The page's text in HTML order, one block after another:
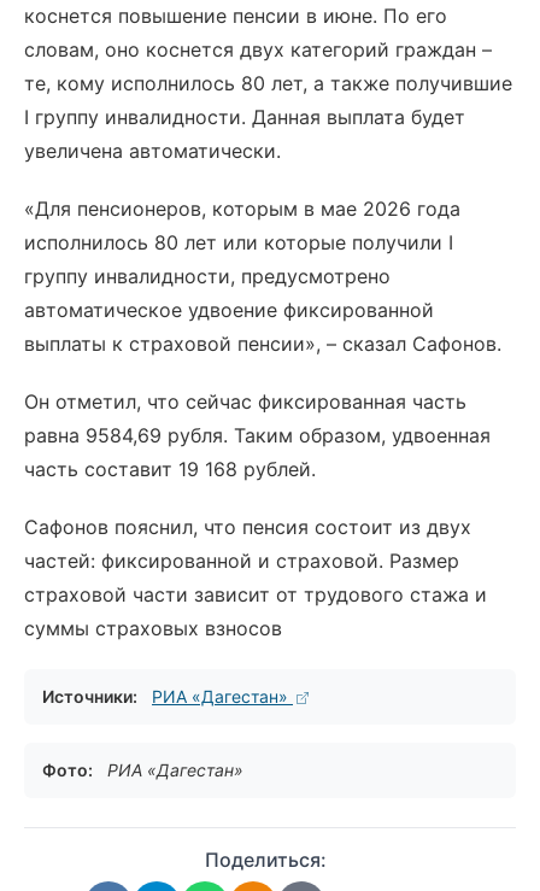
коснется повышение пенсии в июне. По его
словам, оно коснется двух категорий граждан –
те, кому исполнилось 80 лет, а также получившие
I группу инвалидности. Данная выплата будет
увеличена автоматически.
«Для пенсионеров, которым в мае 2026 года
исполнилось 80 лет или которые получили I
группу инвалидности, предусмотрено
автоматическое удвоение фиксированной
выплаты к страховой пенсии», – сказал Сафонов.
Он отметил, что сейчас фиксированная часть
равна 9584,69 рубля. Таким образом, удвоенная
часть составит 19 168 рублей.
Сафонов пояснил, что пенсия состоит из двух
частей: фиксированной и страховой. Размер
страховой части зависит от трудового стажа и
суммы страховых взносов
Источники: РИА «Дагестан»
Фото: РИА «Дагестан»
Поделиться: